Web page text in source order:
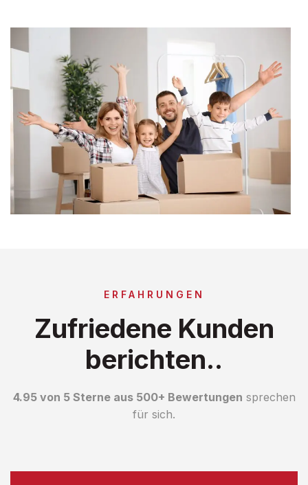
ERFAHRUNGEN
Zufriedene Kunden
berichten..
4.95 von 5 Sterne aus 500+ Bewertungen sprechen
für sich.